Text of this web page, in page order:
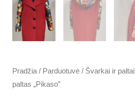
Pradžia/ Parduotuvė / Švarkai ir paltai
paltas „Pikaso”